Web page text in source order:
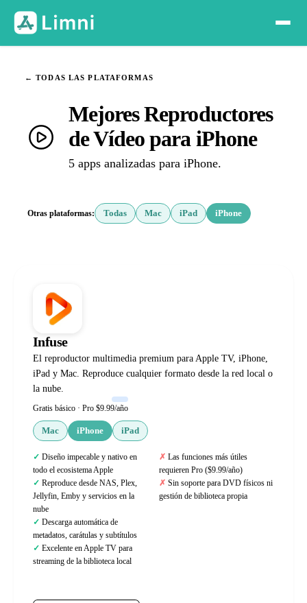
← TODAS LAS PLATAFORMAS
Mejores Reproductores
de Vídeo para iPhone
5 apps analizadas para iPhone.
Otras plataformas: Todas Mac iPad iPhone
Infuse
El reproductor multimedia premium para Apple TV, iPhone,
iPad y Mac. Reproduce cualquier formato desde la red local o
la nube.
Gratis básico · Pro $9.99/año
Mac iPhone iPad
Diseño impecable y nativo en
todo el ecosistema Apple
Reproduce desde NAS, Plex,
Jellyfin, Emby y servicios en la
nube
Descarga automática de
metadatos, carátulas y subtítulos
Excelente en Apple TV para
streaming de la biblioteca local
Las funciones más útiles
requieren Pro ($9.99/año)
Sin soporte para DVD físicos ni
gestión de biblioteca propia